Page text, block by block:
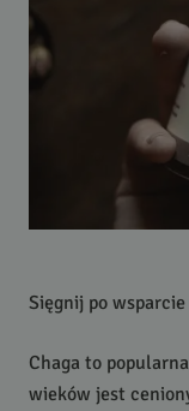
Sięgnij po
Chaga to
wieków jest